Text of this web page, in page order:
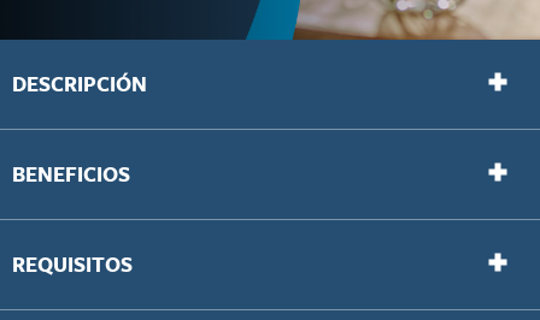
DESCRIPCIÓN
BENEFICIOS
REQUISITOS